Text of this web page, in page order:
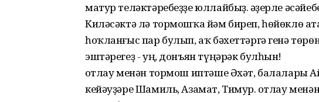
матур теләктәребеҙҙе юллайбыҙ. Ҡәҙерле
Киләсәктә лә тормошҡа йәм биреп, һөйөклө
һоҡланғыс пар булып, аҡ бәхеттәргә генә
эштәрегеҙ - уң, донъян түңәрәк булһын!
Ҡотлау менән тормош иптәше Әхәт, балалары
кейәуҙәре Шамиль, Азамат, Тимур. Ҡотлау